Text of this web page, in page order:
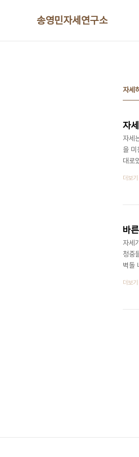
송영민자세연구소
자세
자
자세
을 미
대로
전
사로
더보기
바
자세
청중
벽돌
돌
더보기